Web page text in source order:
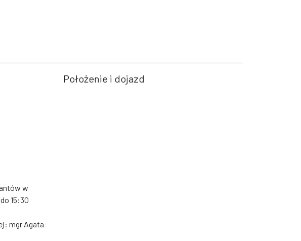
w
15:30
mgr Agata
Położenie i dojazd